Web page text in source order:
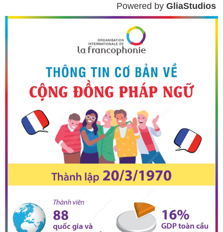
Mute
Powered by GliaStudios